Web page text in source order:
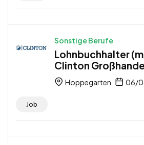
Sonstige Berufe
Lohnbuchhalter
Clinton
Hoppegarten 06/
Job